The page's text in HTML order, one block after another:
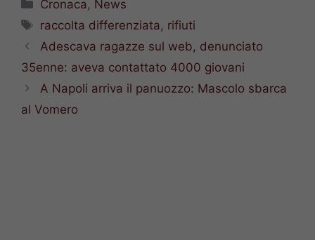
Cronaca, News
Tag
raccolta differenziata, rifiuti
Adescava ragazze sul web, denunciato
35enne: aveva contattato 4000 giovani
A Napoli arriva il panuozzo: Mascolo sbarca
al Vomero